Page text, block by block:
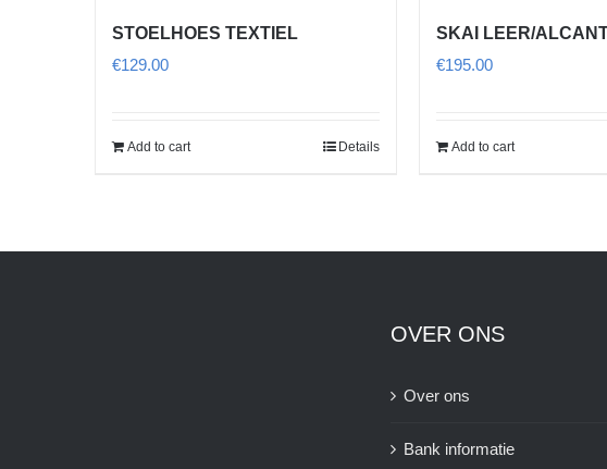
STOELHOES TEXTIEL
€129.00
Add to cart Details
SKAI LEER/
€195.00
Add to cart
OVER ONS
Over ons
Bank informatie